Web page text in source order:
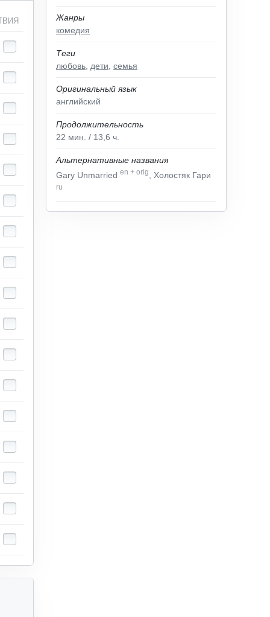
Жанры
комедия
Теги
любовь дети семья
Оригинальный язык
английский
Продолжительность
22 мин. / 13,6 ч.
Альтернативные названия
Gary Unmarried en + orig , Холостяк Гари
ru